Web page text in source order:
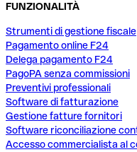
FUNZIONALITÀ
Strumenti di gestione fiscale
Pagamento online F24
Delega pagamento F24
PagoPA senza commissioni
Preventivi professionali
Software di fatturazione
Gestione fatture fornitori
Software riconciliazione
Accesso commercialista al